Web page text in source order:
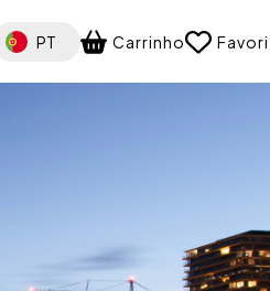
Select your language
PT Carrinho